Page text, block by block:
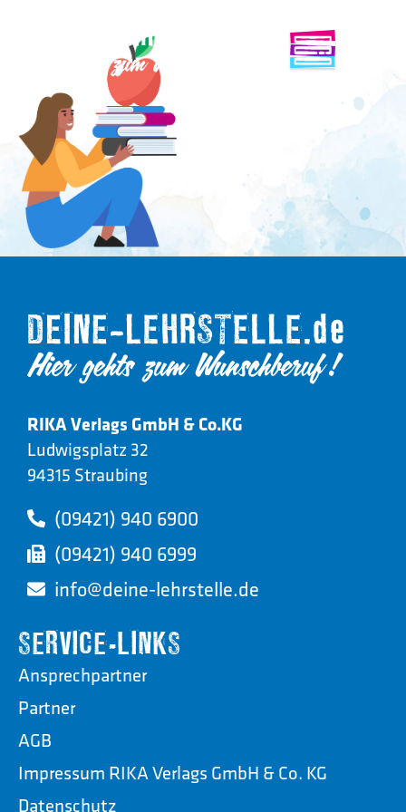
RIKA Verlags GmbH & Co.KG
Ludwigsplatz 32
94315 Straubing
(09421) 940 6900
(09421) 940 6999
info@deine-lehrstelle.de
SERVICE-LINKS
Ansprechpartner
Partner
AGB
Impressum RIKA Verlags GmbH & Co. KG
Datenschutz